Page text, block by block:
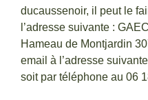
ducaussenoir, il peut le
l’adresse suivante :
Hameau de Montjardin
email à l’adresse
soit par téléphone au 06